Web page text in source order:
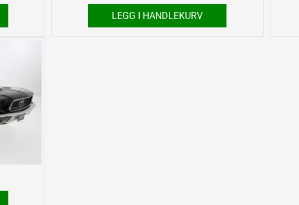
LEGG I HANDLEKURV